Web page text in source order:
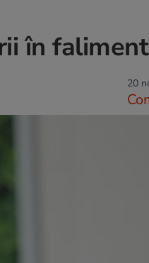
în faliment
20